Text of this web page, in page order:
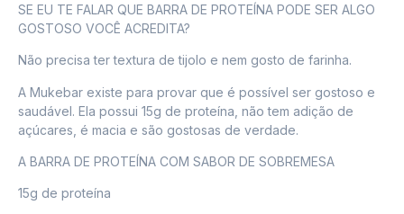
SE EU TE FALAR QUE BARRA DE PROTEÍNA PODE SER ALGO
GOSTOSO VOCÊ ACREDITA?
Não precisa ter textura de tijolo e nem gosto de farinha.
A Mukebar existe para provar que é possível ser gostoso e
saudável. Ela possui 15g de proteína, não tem adição de
açúcares, é macia e são gostosas de verdade.
A BARRA DE PROTEÍNA COM SABOR DE SOBREMESA
15g de proteína